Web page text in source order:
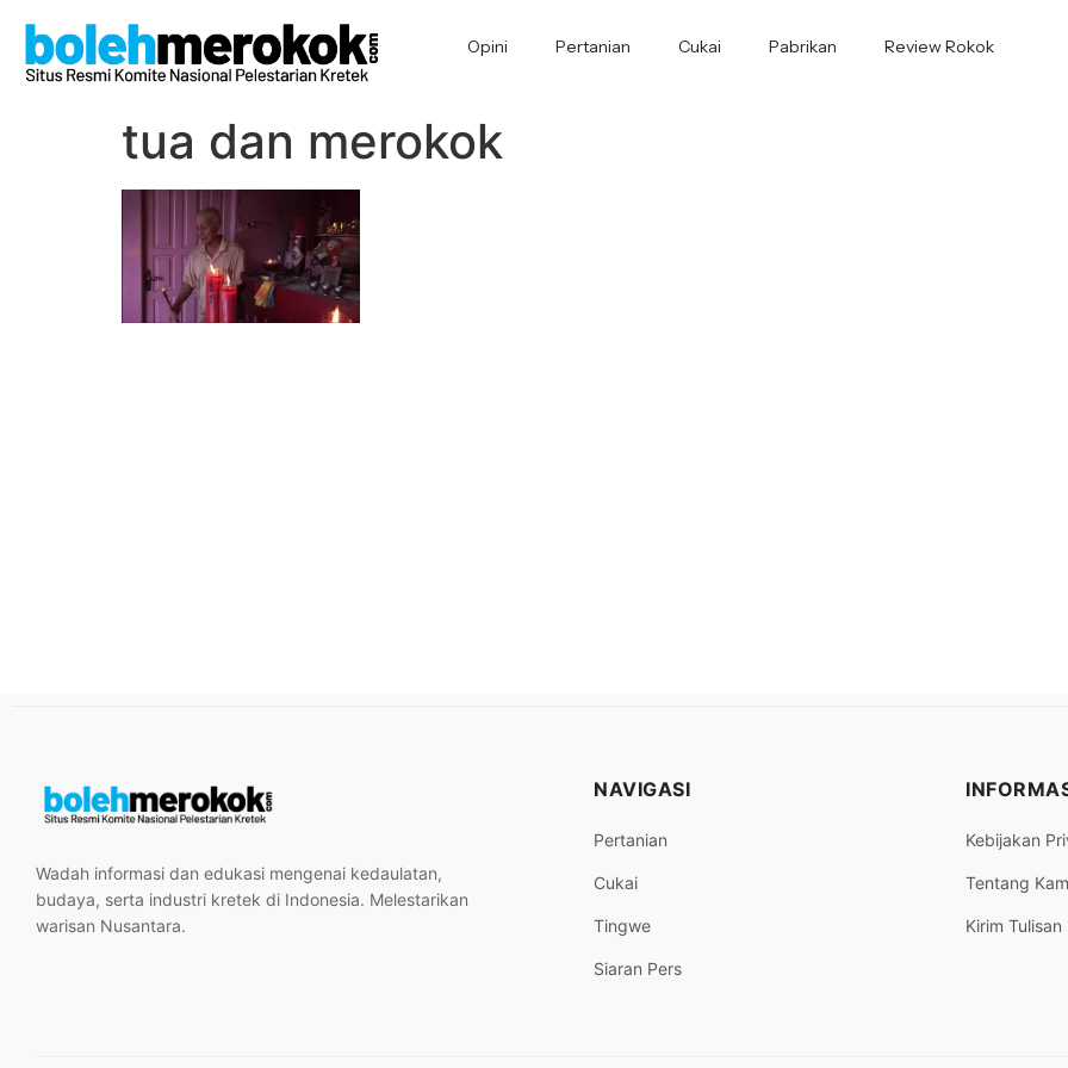
Opini Pertanian Cukai Pabrikan Review Rokok
tua dan merokok
Wadah informasi dan edukasi mengenai kedaulatan,
budaya, serta industri kretek di Indonesia. Melestarikan
warisan Nusantara.
NAVIGASI
Pertanian
Cukai
Tingwe
Siaran Pers
Kebijakan
Tentang
Kirim Tulisan